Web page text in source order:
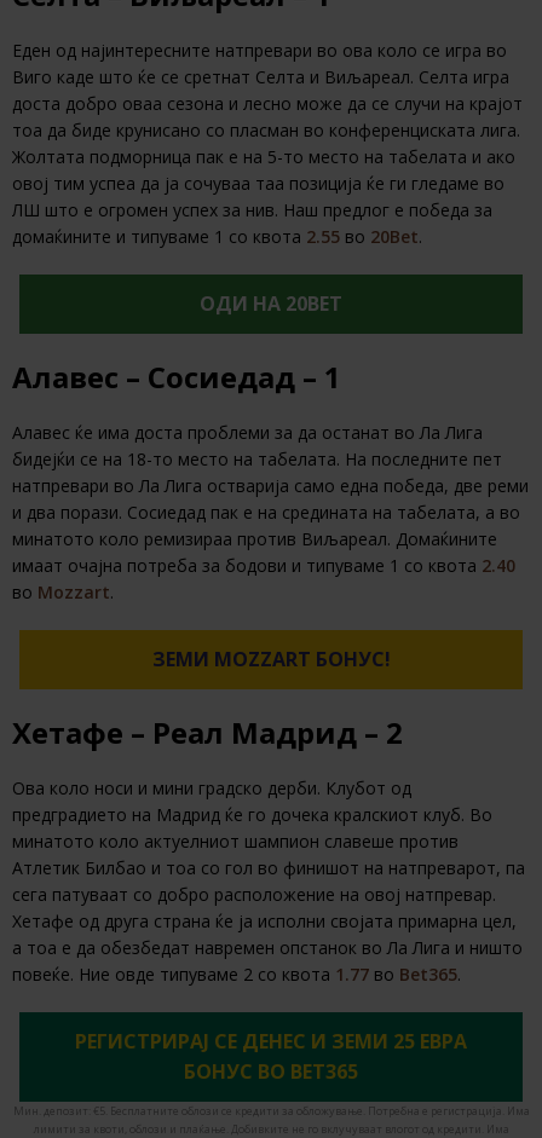
Еден од најинтересните натпревари во ова коло се игра во
Виго каде што ќе се сретнат Селта и Виљареал. Селта игра
доста добро оваа сезона и лесно може да се случи на крајот
тоа да биде крунисано со пласман во конференциската лига.
Жолтата подморница пак е на 5-то место на табелата и ако
овој тим успеа да ја сочуваа таа позиција ќе ги гледаме во
ЛШ што е огромен успех за нив. Наш предлог е победа за
домаќините и типуваме 1 со квота 2.55 во 20Bet.
ОДИ НА 20BET
Алавес – Сосиедад – 1
Алавес ќе има доста проблеми за да останат во Ла Лига
бидејќи се на 18-то место на табелата. На последните пет
натпревари во Ла Лига остварија само една победа, две реми
и два порази. Сосиедад пак е на средината на табелата, а во
минатото коло ремизираа против Виљареал. Домаќините
имаат очајна потреба за бодови и типуваме 1 со квота 2.40
во Mozzart.
ЗЕМИ MOZZART БОНУС!
Хетафе – Реал Мадрид – 2
Ова коло носи и мини градско дерби. Клубот од
предградието на Мадрид ќе го дочека кралскиот клуб. Во
минатото коло актуелниот шампион славеше против
Атлетик Билбао и тоа со гол во финишот на натпреварот, па
сега патуваат со добро расположение на овој натпревар.
Хетафе од друга страна ќе ја исполни својата примарна цел,
а тоа е да обезбедат навремен опстанок во Ла Лига и ништо
повеќе. Ние овде типуваме 2 со квота 1.77 во Bet365.
РЕГИСТРИРАЈ СЕ ДЕНЕС И ЗЕМИ 25 ЕВРА
БОНУС ВО BET365
Мин. депозит: €5. Бесплатните облози се кредити за обложување. Потребна е регистрација. Има
лимити за квоти, облози и плаќање. Добивките не го вклучуваат влогот од кредити. Има